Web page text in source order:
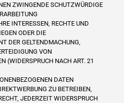
ZWINGENDE SCHUTZWÜRDIGE
INTERESSEN, RECHTE UND
ODER DIE
DER GELTENDMACHUNG,
VON
(WIDERSPRUCH NACH ART. 21
DATEN
ZU BETREIBEN,
JEDERZEIT WIDERSPRUCH